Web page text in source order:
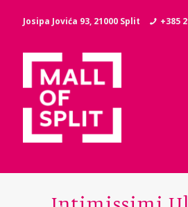
Josipa Jovića 93, 21000 Split +385